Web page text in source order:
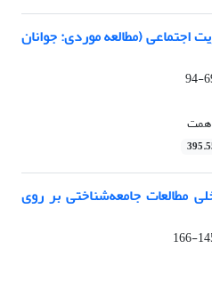
اجتماعی (مطالعه موردی: جوانان
همت
مطالعات جامعه‌شناختی بر روی